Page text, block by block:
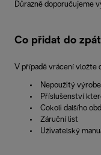
Důrazně doporučujeme
Co přidat do
V případě vrácení vložte
Nepoužitý
Příslušenství
Cokoli dalšího
Záruční list
Uživatelský